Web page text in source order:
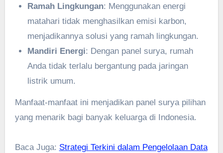
Ramah Lingkungan: Menggunakan energi
matahari tidak menghasilkan emisi karbon,
menjadikannya solusi yang ramah lingkungan.
Mandiri Energi: Dengan panel surya, rumah
Anda tidak terlalu bergantung pada jaringan
listrik umum.
Manfaat-manfaat ini menjadikan panel surya pilihan
yang menarik bagi banyak keluarga di Indonesia.
Baca Juga: Strategi Terkini dalam Pengelolaan Data